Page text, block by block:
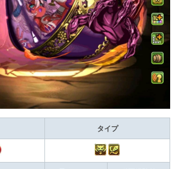
タイプ